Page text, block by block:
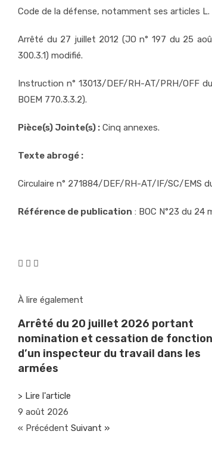
Code de la défense, notamment ses articles L.
Arrêté du 27 juillet 2012 (JO n° 197 du 25
300.3.1) modifié.
Instruction n° 13013/DEF/RH-AT/PRH/OFF
BOEM 770.3.3.2).
Pièce(s) Jointe(s) : Cinq annexes.
Texte abrogé :
Circulaire n° 271884/DEF/RH-AT/IF/SC/EMS
Référence de publication : BOC N°23 du 24
À lire également
Arrêté du 20 juillet 2026 portant
nomination et cessation de
d’un inspecteur du travail dans les
armées
> Lire l'article
9 août 2026
« Précédent Suivant »